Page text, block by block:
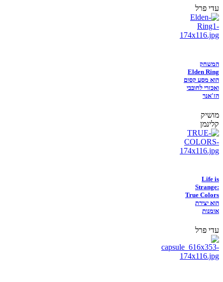
עדי פרל
המשחק
Elden Ring
הוא מסע קסום
ואכזרי לחובבי
הז'אנר
מושיק
קלינמן
Life is
Strange:
True Colors
הוא יצירת
אומנות
עדי פרל